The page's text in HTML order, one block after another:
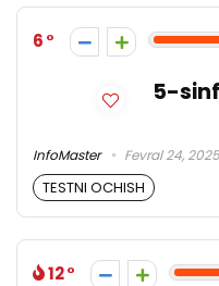
6
5-
InfoMaster Fevral 24, 2025
TESTNI OCHISH
12